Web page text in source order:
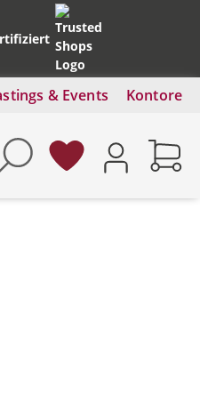
& Events Kontore